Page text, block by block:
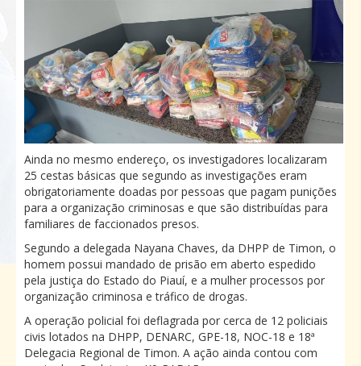
Ainda no mesmo endereço, os investigadores localizaram
25 cestas básicas que segundo as investigações eram
obrigatoriamente doadas por pessoas que pagam punições
para a organização criminosas e que são distribuídas para
familiares de faccionados presos.
Segundo a delegada Nayana Chaves, da DHPP de Timon, o
homem possui mandado de prisão em aberto espedido
pela justiça do Estado do Piauí, e a mulher processos por
organização criminosa e tráfico de drogas.
A operação policial foi deflagrada por cerca de 12 policiais
civis lotados na DHPP, DENARC, GPE-18, NOC-18 e 18ª
Delegacia Regional de Timon. A ação ainda contou com